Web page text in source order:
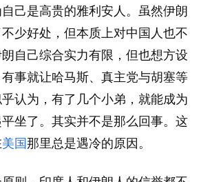
己是高贵的雅利安人。虽然伊朗
少好处，但本质上对中国人也不
自己综合实力有限，但也想方设
事就让哈马斯、真主党与胡塞等
认为，有了几个小弟，就能成为
坐了。其实并不是那么回事。这
美国那里总是遇冷的原因。